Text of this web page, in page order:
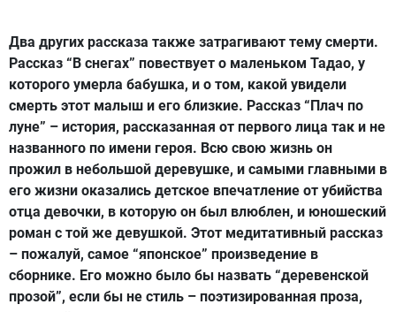
Два других рассказа также затрагивают тему смерти.
Рассказ “В снегах” повествует о маленьком Тадао, у
которого умерла бабушка, и о том, какой увидели
смерть этот малыш и его близкие. Рассказ “Плач по
луне” – история, рассказанная от первого лица так и не
названного по имени героя. Всю свою жизнь он
прожил в небольшой деревушке, и самыми главными в
его жизни оказались детское впечатление от убийства
отца девочки, в которую он был влюблен, и юношеский
роман с той же девушкой. Этот медитативный рассказ
– пожалуй, самое “японское” произведение в
сборнике. Его можно было бы назвать “деревенской
прозой”, если бы не стиль – поэтизированная проза,